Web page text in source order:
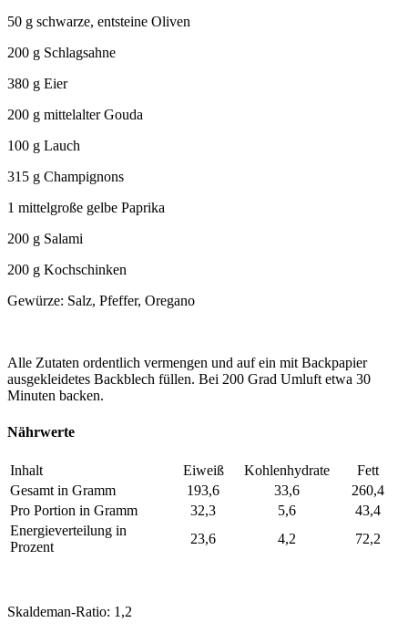
50 g schwarze, entsteine Oliven
200 g Schlagsahne
380 g Eier
200 g mittelalter Gouda
100 g Lauch
315 g Champignons
1 mittelgroße gelbe Paprika
200 g Salami
200 g Kochschinken
Gewürze: Salz, Pfeffer, Oregano
Alle Zutaten ordentlich vermengen und auf ein mit Backpapier
ausgekleidetes Backblech füllen. Bei 200 Grad Umluft etwa 30
Minuten backen.
Nährwerte
Inhalt Eiweiß Kohlenhydrate
Fett
Gesamt in Gramm
193,6 33,6
260,4
Pro Portion in Gramm
32,3 5,6
43,4
Energieverteilung in
Prozent
23,6 4,2 72,2
Skaldeman-Ratio: 1,2